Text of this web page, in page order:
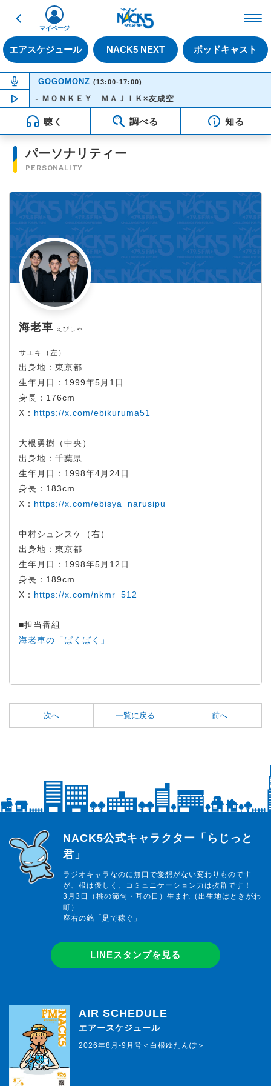
戻る
エアスケジュール NACK5 NEXT ポッドキャスト
マイページ
NOW ON AIR
GOGOMONZ (13:00-17:00)
NOW PLAYING 13:27
ｔｏ - ＭＯＮＫＥＹ ＭＡＪＩＫ×友成空
聴く 調べる 知る
パーソナリティー
PERSONALITY
海老車 えびしゃ
サエキ（左）
出身地：東京都
生年月日：1999年5月1日
身長：176cm
X： https://x.com/ebikuruma51
大根勇樹（中央）
出身地：千葉県
生年月日：1998年4月24日
身長：183cm
X： https://x.com/ebisya_narusipu
中村シュンスケ（右）
出身地：東京都
生年月日：1998年5月12日
身長：189cm
X： https://x.com/nkmr_512
■担当番組
海老車の「ばくばく」
次へ 一覧に戻る 前へ
らじっと君
NACK5公式キャラクター「らじっと
君」
ラジオキャラなのに無口で愛想がない変わりものです
が、根は優しく、コミュニケーション力は抜群です！
3月3日（桃の節句・耳の日）生まれ（出生地はときがわ
町）
座右の銘「足で稼ぐ」
LINEスタンプを見る
AIR SCHEDULE
エアースケジュール
2026年8月-9月号＜白根ゆたんぽ＞